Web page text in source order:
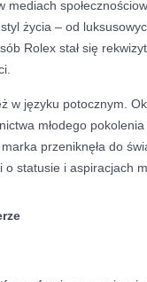
mediach
życia – od
Rolex stał się
w języku potocznym.
młodego
przeniknęła do
statusie i aspiracjach